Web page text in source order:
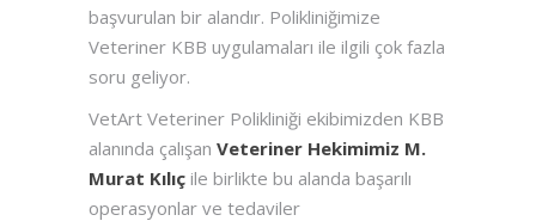
başvurulan bir alandır. Polikliniğimize
Veteriner KBB uygulamaları ile ilgili çok fazla
soru geliyor.
VetArt Veteriner Polikliniği ekibimizden KBB
alanında çalışan Veteriner Hekimimiz M.
Murat Kılıç ile birlikte bu alanda başarılı
operasyonlar ve tedaviler